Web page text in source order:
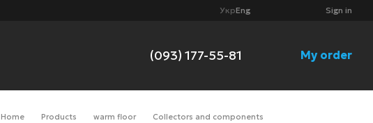
УкрEng Sign in
(093) 177-55-81 My order
Home Products warm floor
Collectors and components